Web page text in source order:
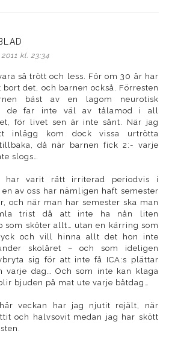
kl. 23:34
så trött och less. För om 30 år har
det, och barnen också. Förresten
bäst av en lagom neurotisk
de far inte väl av tålamod i all
för livet sen är inte sånt. När jag
inlägg kom dock vissa urtrötta
då när barnen fick 2:- varje
slogs…
har varit rätt irriterad periodvis i
en av oss har nämligen haft semester
och när man har semester ska man
trist då att inte ha nån liten
som sköter allt… utan en kärring som
och vill hinna allt det hon inte
skolåret – och som ideligen
sig för att inte få ICA:s plättar
varje dag… Och som inte kan klaga
bjuden på mat ute varje båtdag…
veckan har jag njutit rejält, när
och halvsovit medan jag har skött